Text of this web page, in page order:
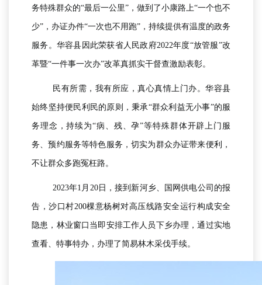
务特殊群众的“最后一公里”，做到了小康路上“一个也不
少”，办证办件“一次也不用跑”，持续提供有温度的政务
服务。华容县因此荣获省人民政府2022年度“放管服”改
革暨“一件事一次办”改革真抓实干督查激励表彰。
民有所需，我有所应，真心真情上门办。华容县
始终坚持便民利民的原则，秉承“群众利益无小事”的服
务理念，持续为“病、残、孕”等特殊群体开辟上门服
务、预约服务等特色服务，切实为群众办证带来便利，
不让群众多跑冤枉路。
2023年1月20日，接到新河乡、国网供电公司的报
告，沙口村200棵意杨树对高压线路安全运行构成安全
隐患，林业窗口当即安排工作人员下乡办理，通过实地
查看、特事特办，办理了简易林木采伐手续。